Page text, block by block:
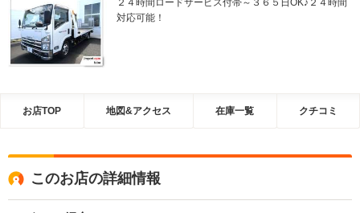
対応可能！
お店TOP 地図&アクセス 在庫一覧 クチコミ
このお店の詳細情報